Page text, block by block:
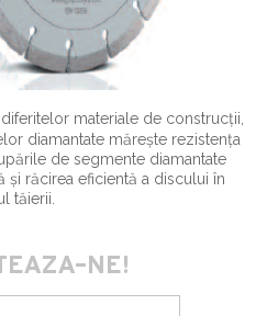
materiale de construcții,
diamantate mărește rezistența
de segmente diamantate
și răcirea eficientă a discului în
tăierii.
NE!